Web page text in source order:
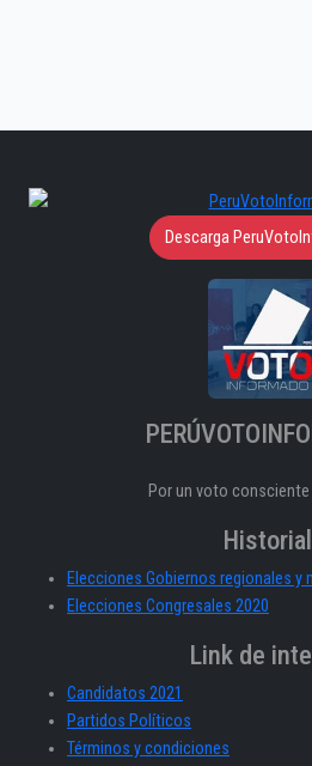
Descarga
Por un voto consciente
Historial
Elecciones Gobiernos regionales y
Elecciones Congresales 2020
Link de
Candidatos 2021
Partidos Políticos
Términos y condiciones